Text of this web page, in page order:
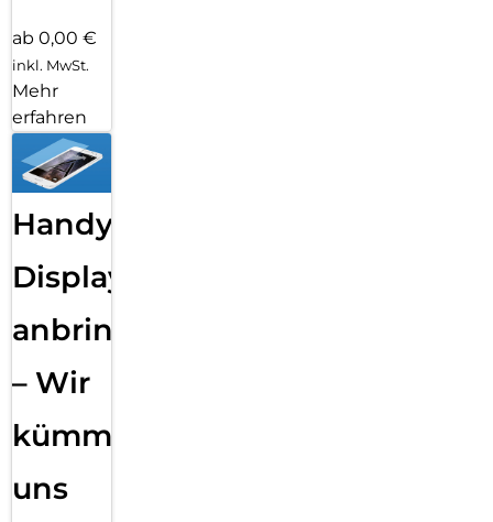
ab 0,00 €
inkl. MwSt.
Mehr
erfahren
Handy
Displayfolie
anbringen
– Wir
kümmern
uns